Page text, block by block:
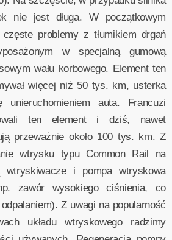
nie jest długa. W początkowym
częste problemy z tłumikiem drgań
w specjalną gumową
wału korbowego. Element ten
więcej niż 50 tys. km, usterka
unieruchomieniem auta. Francuzi
ten element i dziś, nawet
przeważnie około 100 tys. km. Z
wtrysku typu Common Rail na
wtryskiwacze i pompa wtryskowa
zawór wysokiego ciśnienia, co
Z uwagi na popularność
układu wtryskowego radzimy